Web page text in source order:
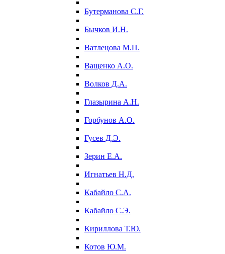
Бутерманова С.Г.
Бычков И.Н.
Ватлецова М.П.
Ващенко А.О.
Волков Д.А.
Глазырина А.Н.
Горбунов А.О.
Гусев Д.Э.
Зерин Е.А.
Игнатьев Н.Д.
Кабайло С.А.
Кабайло С.Э.
Кириллова Т.Ю.
Котов Ю.М.